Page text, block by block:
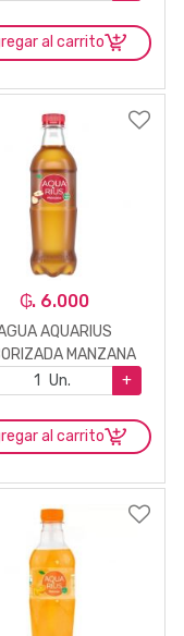
al carrito
₲. 6.000
AQUARIUS
MANZANA
410ML
Un. +
al carrito